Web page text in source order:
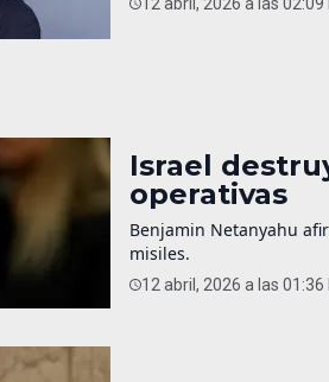
12 abril, 2026 a las 02:09
Israel
operativas
Benjamin Netanyahu
misiles.
12 abril, 2026 a las 01:36